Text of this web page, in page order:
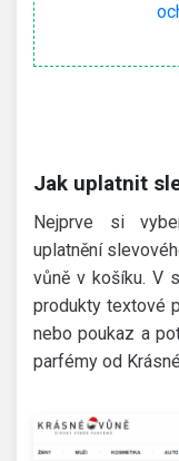
Jak uplatnit
Nejprve si
uplatnění
vůně v košíku. V
produkty textové
nebo poukaz a
parfémy od